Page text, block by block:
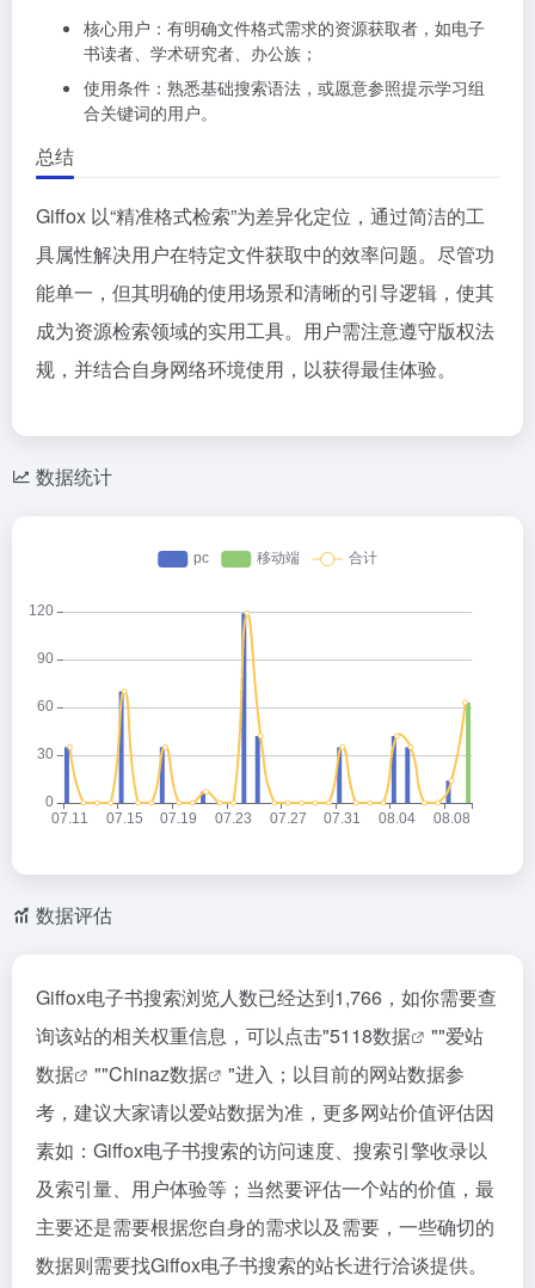
核心用户：有明确文件格式需求的资源获取者，如电子
书读者、学术研究者、办公族；
使用条件：熟悉基础搜索语法，或愿意参照提示学习组
合关键词的用户。
总结
Giffox 以“精准格式检索”为差异化定位，通过简洁的工
具属性解决用户在特定文件获取中的效率问题。尽管功
能单一，但其明确的使用场景和清晰的引导逻辑，使其
成为资源检索领域的实用工具。用户需注意遵守版权法
规，并结合自身网络环境使用，以获得最佳体验。
数据统计
数据评估
Giffox电子书搜索浏览人数已经达到1,766，如你需要查
询该站的相关权重信息，可以点击"5118数据 ""爱站
数据
""Chinaz数据
"进入；以目前的网站数据参
考，建议大家请以爱站数据为准，更多网站价值评估因
素如：Giffox电子书搜索的访问速度、搜索引擎收录以
及索引量、用户体验等；当然要评估一个站的价值，最
主要还是需要根据您自身的需求以及需要，一些确切的
数据则需要找Giffox电子书搜索的站长进行洽谈提供。